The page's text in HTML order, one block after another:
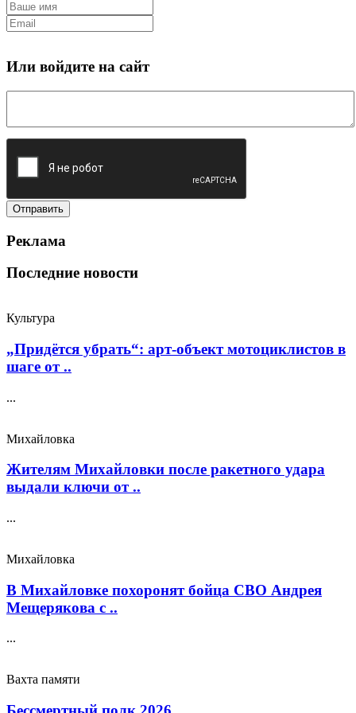
Или войдите на сайт
Реклама
Последние новости
Культура
„Придётся убрать“: арт‑объект мотоциклистов в
шаге от ..
...
Михайловка
Жителям Михайловки после ракетного удара
выдали ключи от ..
...
Михайловка
В Михайловке похоронят бойца СВО Андрея
Мещерякова с ..
...
Вахта памяти